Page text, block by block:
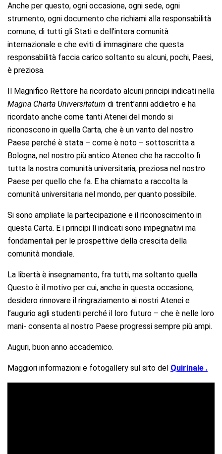
Anche per questo, ogni occasione, ogni sede, ogni
strumento, ogni documento che richiami alla responsabilità
comune, di tutti gli Stati e dell’intera comunità
internazionale e che eviti di immaginare che questa
responsabilità faccia carico soltanto su alcuni, pochi, Paesi,
è preziosa.
Il Magnifico Rettore ha ricordato alcuni principi indicati nella
Magna Charta Universitatum di trent’anni addietro e ha
ricordato anche come tanti Atenei del mondo si
riconoscono in quella Carta, che è un vanto del nostro
Paese perché è stata – come è noto – sottoscritta a
Bologna, nel nostro più antico Ateneo che ha raccolto lì
tutta la nostra comunità universitaria, preziosa nel nostro
Paese per quello che fa. E ha chiamato a raccolta la
comunità universitaria nel mondo, per quanto possibile.
Si sono ampliate la partecipazione e il riconoscimento in
questa Carta. E i principi lì indicati sono impegnativi ma
fondamentali per le prospettive della crescita della
comunità mondiale.
La libertà è insegnamento, fra tutti, ma soltanto quella.
Questo è il motivo per cui, anche in questa occasione,
desidero rinnovare il ringraziamento ai nostri Atenei e
l’augurio agli studenti perché il loro futuro – che è nelle loro
mani- consenta al nostro Paese progressi sempre più ampi.
Auguri, buon anno accademico.
Maggiori informazioni e fotogallery sul sito del Quirinale .